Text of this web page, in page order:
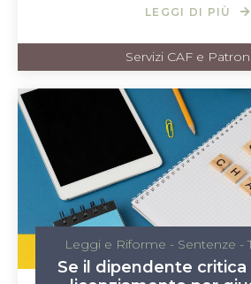
LEGGI DI PIÙ
Servizi CAF e
Leggi e Riforme - Sentenze -
Se il dipendente critica